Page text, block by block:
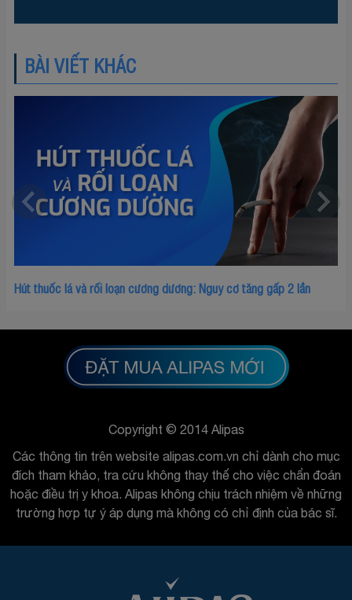
BÀI VIẾT KHÁC
Hút thuốc lá và rối loạn cương dương: Nguy cơ tăng gấp 2 lần
Copyright © 2014 Alipas
Các thông tin trên website alipas.com.vn chỉ dành cho mục
đích tham khảo, tra cứu không thay thế cho việc chẩn đoán
hoặc điều trị y khoa. Alipas không chịu trách nhiệm về những
trường hợp tự ý áp dụng mà không có chỉ định của bác sĩ.